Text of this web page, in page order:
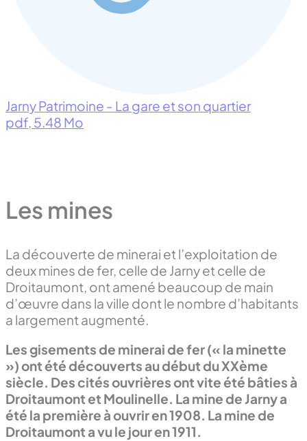
Jarny Patrimoine - La gare et son quartier
pdf, 5.48 Mo
Les mines
La découverte de minerai et l’exploitation de
deux mines de fer, celle de Jarny et celle de
Droitaumont, ont amené beaucoup de main
d’œuvre dans la ville dont le nombre d’habitants
a largement augmenté.
Les gisements de minerai de fer (« la minette
») ont été découverts au début du XXème
siècle. Des cités ouvrières ont vite été bâties à
Droitaumont et Moulinelle. La mine de Jarny a
été la première à ouvrir en 1908. La mine de
Droitaumont a vu le jour en 1911.